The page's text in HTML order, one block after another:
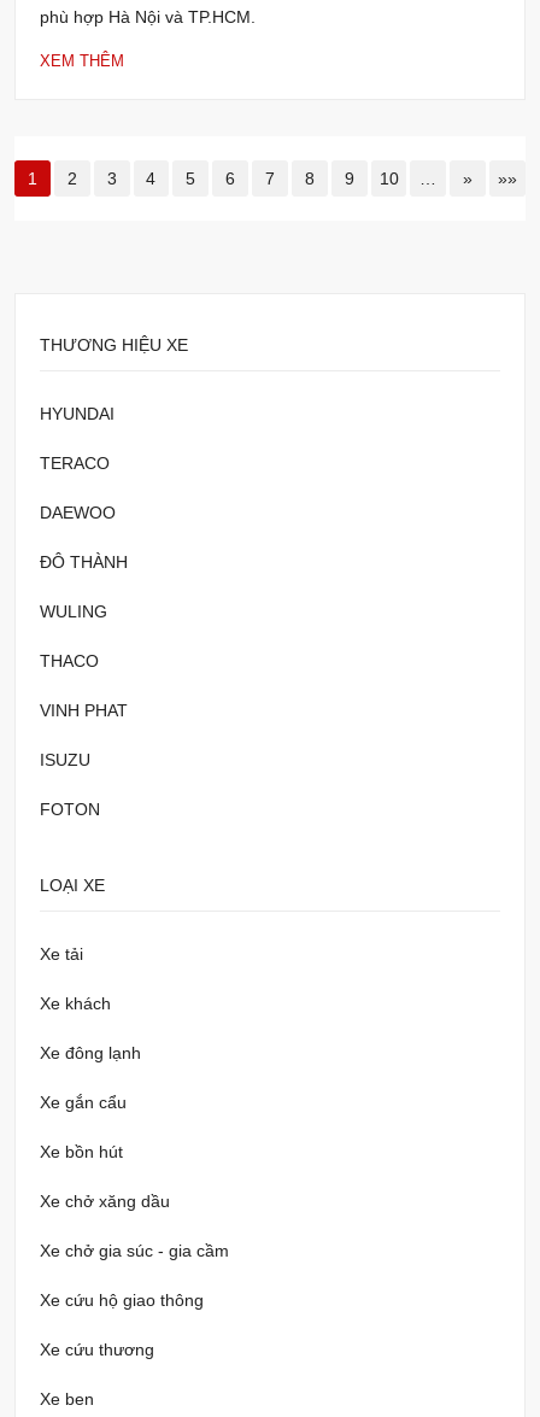
phù hợp Hà Nội và TP.HCM.
XEM THÊM
1 2 3 4 5 6 7 8 9 10 » »»
THƯƠNG HIỆU XE
HYUNDAI
TERACO
DAEWOO
ĐÔ THÀNH
WULING
THACO
VINH PHAT
ISUZU
FOTON
LOẠI XE
Xe tải
Xe khách
Xe đông lạnh
Xe gắn cẩu
Xe bồn hút
Xe chở xăng dầu
Xe chở gia súc - gia cầm
Xe cứu hộ giao thông
Xe cứu thương
Xe ben